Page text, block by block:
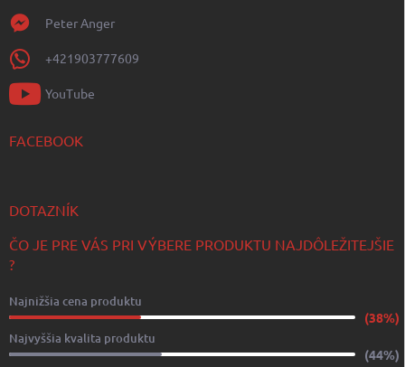
Peter Anger
+421903777609
YouTube
FACEBOOK
DOTAZNÍK
ČO JE PRE VÁS PRI VÝBERE PRODUKTU NAJDÔLEŽITEJŠIE
?
Najnižšia cena produktu
(38%)
Najvyššia kvalita produktu
(44%)